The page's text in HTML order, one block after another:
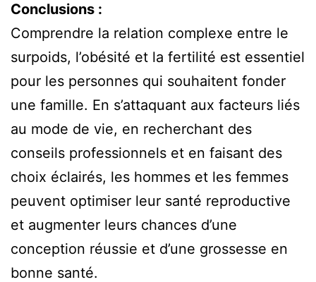
Conclusions :
Comprendre la relation complexe entre le
surpoids, l’obésité et la fertilité est essentiel
pour les personnes qui souhaitent fonder
une famille. En s’attaquant aux facteurs liés
au mode de vie, en recherchant des
conseils professionnels et en faisant des
choix éclairés, les hommes et les femmes
peuvent optimiser leur santé reproductive
et augmenter leurs chances d’une
conception réussie et d’une grossesse en
bonne santé.